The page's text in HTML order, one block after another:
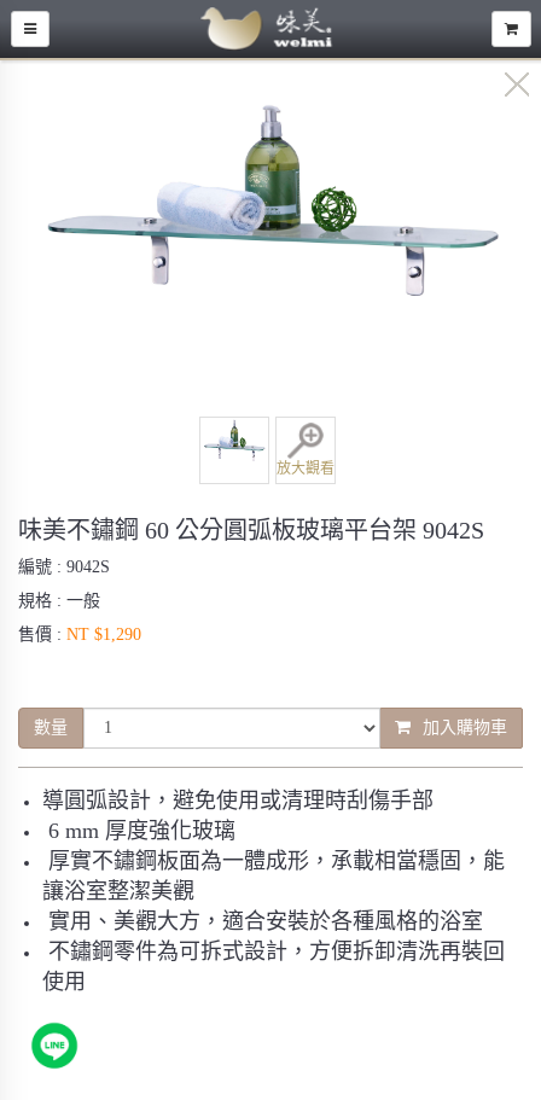
放大觀看
味美不鏽鋼 60 公分圓弧板玻璃平台架 9042S
編號 : 9042S
規格 : 一般
售價 : NT $1,290
數量 加入購物車
導圓弧設計，避免使用或清理時刮傷手部
6 mm 厚度強化玻璃
厚實不鏽鋼板面為一體成形，承載相當穩固，能
讓浴室整潔美觀
實用、美觀大方，適合安裝於各種風格的浴室
不鏽鋼零件為可拆式設計，方便拆卸清洗再裝回
使用